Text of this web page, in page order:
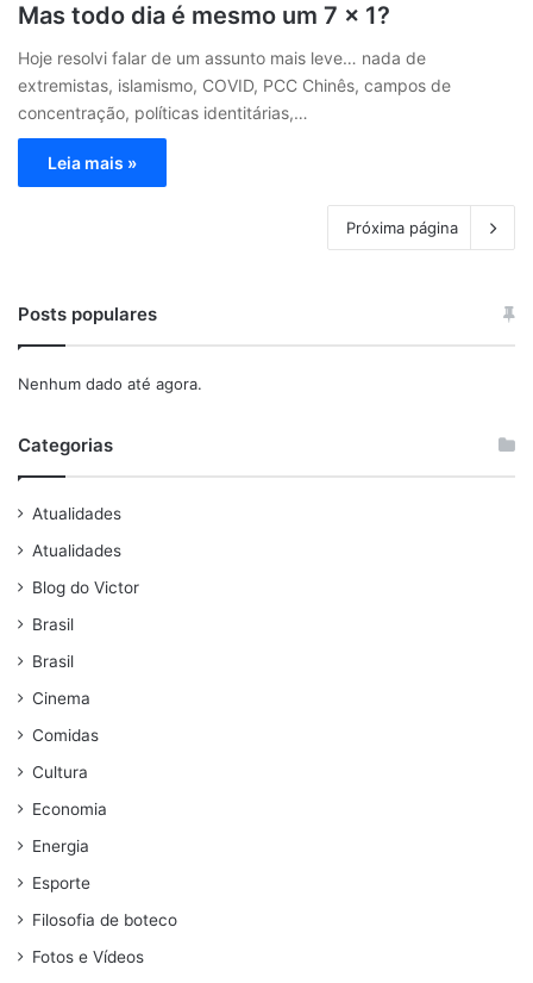
Mas todo dia é mesmo um 7 x 1?
Hoje resolvi falar de um assunto mais leve… nada de
extremistas, islamismo, COVID, PCC Chinês, campos de
concentração, políticas identitárias,…
Leia mais »
Próxima página
Posts populares
Nenhum dado até agora.
Categorias
Atualidades
Atualidades
Blog do Victor
Brasil
Brasil
Cinema
Comidas
Cultura
Economia
Energia
Esporte
Filosofia de boteco
Fotos e Vídeos